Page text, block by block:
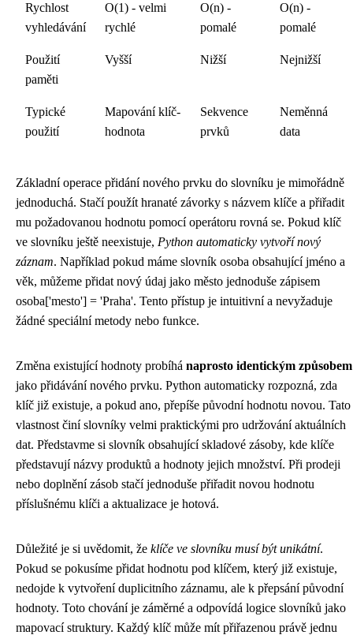
Rychlost
vyhledávání
O(1) - velmi
rychlé
O(n) -
pomalé
O(n) -
pomalé
Použití
paměti
Vyšší Nižší Nejnižší
Typické
použití
Mapování klíč-
hodnota
Sekvence
prvků
Neměnná
data
Základní operace přidání nového prvku do slovníku je mimořádně
jednoduchá. Stačí použít hranaté závorky s názvem klíče a přiřadit
mu požadovanou hodnotu pomocí operátoru rovná se. Pokud klíč
ve slovníku ještě neexistuje, Python automaticky vytvoří nový
záznam. Například pokud máme slovník osoba obsahující jméno a
věk, můžeme přidat nový údaj jako město jednoduše zápisem
osoba['mesto'] = 'Praha'. Tento přístup je intuitivní a nevyžaduje
žádné speciální metody nebo funkce.
Změna existující hodnoty probíhá naprosto identickým způsobem
jako přidávání nového prvku. Python automaticky rozpozná, zda
klíč již existuje, a pokud ano, přepíše původní hodnotu novou. Tato
vlastnost činí slovníky velmi praktickými pro udržování aktuálních
dat. Představme si slovník obsahující skladové zásoby, kde klíče
představují názvy produktů a hodnoty jejich množství. Při prodeji
nebo doplnění zásob stačí jednoduše přiřadit novou hodnotu
příslušnému klíči a aktualizace je hotová.
Důležité je si uvědomit, že klíče ve slovníku musí být unikátní.
Pokud se pokusíme přidat hodnotu pod klíčem, který již existuje,
nedojde k vytvoření duplicitního záznamu, ale k přepsání původní
hodnoty. Toto chování je záměrné a odpovídá logice slovníků jako
mapovací struktury. Každý klíč může mít přiřazenou právě jednu